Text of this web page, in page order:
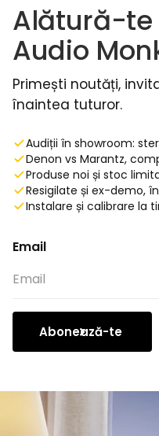
Alătură-
Audio
Primești noutăți,
înaintea tuturor.
Audiții în showroom:
Denon vs Marantz,
Produse noi și stoc
Resigilate și ex-demo,
Instalare și calibrare la
Email
Abonează-te